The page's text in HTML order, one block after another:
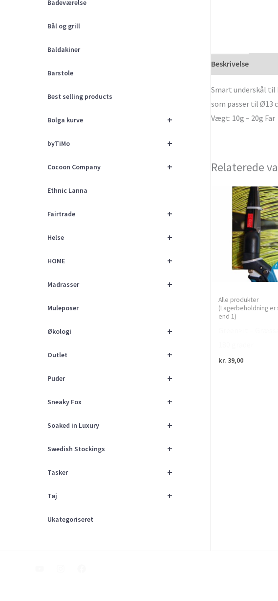
Badeværelse
Bål og grill
Baldakiner
Barstole
Best selling products
+
Bolga kurve
+
byTiMo
+
Cocoon Company
Ethnic Lanna
+
Fairtrade
+
Helse
+
HOME
+
Madrasser
Muleposer
+
Økologi
+
Outlet
+
Puder
+
Sneaky Fox
+
Soaked in Luxury
+
Swedish Stockings
+
Tasker
+
Tøj
Ukategoriseret
Beskrivelse
Smart underskål til
som passer til Ø13
Vægt: 10g – 20g Far
Relaterede
Alle produkter
(Lagerbeholdning er
end 1)
kr. 39,00